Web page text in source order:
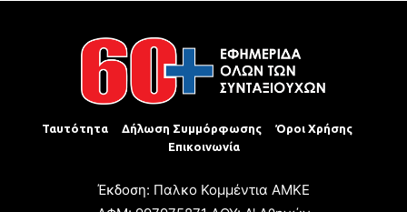
Ταυτότητα Δήλωση Συμμόρφωσης
Όροι Χρήσης
Επικοινωνία
Έκδοση: Παλκο Κομμέντια ΑΜΚΕ